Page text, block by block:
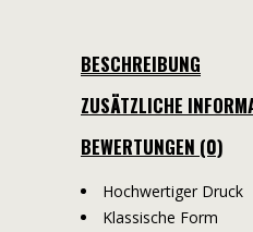
BESCHREIBUNG
ZUSÄTZLICHE
BEWERTUNGEN (0)
Hochwertiger Druck
Klassische Form